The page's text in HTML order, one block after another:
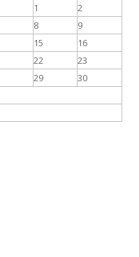
1
2
8
9
15
16
22
23
29
30